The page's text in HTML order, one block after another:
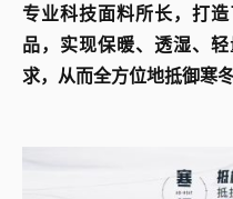
专业科技面料所长，打
品，实现保暖、透湿、
求，从而全方位地抵御寒